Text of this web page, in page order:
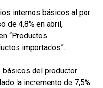
internos básicos al por
de 4,8% en abril,
“Productos
importados”.
del productor
la incremento de 7,5%